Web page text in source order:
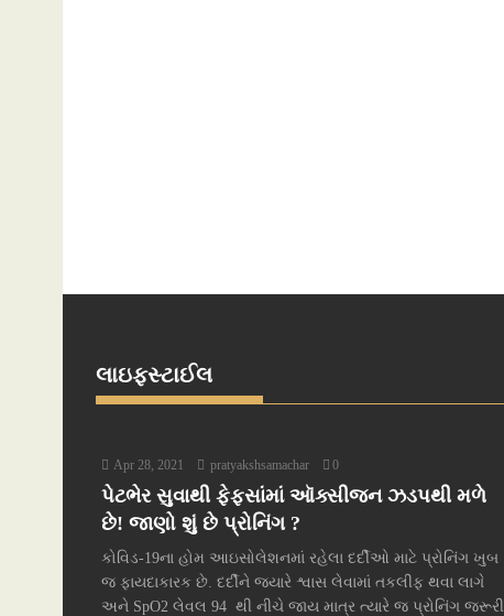
લાઇફસ્ટાઈલ
Apr 28, 2021 pratyakshsamachar 0
પેટભેર સુવાથી ફેફસાંમાં ઑક્સીજન ઝડપથી મળે
છે! જાણો શું છે પ્રોનિંગ ?
કોવિડ-19ના હોમ આઇસોલેશનમાં રહેલા દર્દીઓ માટે પ્રોનિંગ ખુબ
જ ફાયદાકારક છે. દર્દીને જ્યારે શ્વાસ લેવામાં તકલીફ થવા લાગે
અને SpO2 લેવલ 94 થી નીચે જાય માત્ર ત્યારે જ પ્રોનિંગ જરૂરી